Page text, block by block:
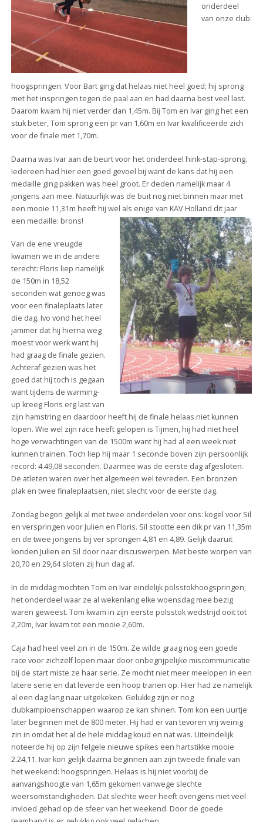
onderdeel
van onze club:
hoogspringen. Voor Bart ging dat helaas niet heel goed; hij sprong
met het inspringen tegen de paal aan en had daarna best veel last.
Daarom kwam hij niet verder dan 1,45m. Bij Tom en Ivar ging het een
stuk beter, Tom sprong een pr van 1,60m en Ivar kwalificeerde zich
voor de finale met 1,70m.
Daarna was Ivar aan de beurt voor het onderdeel hink-stap-sprong.
Iedereen had hier een goed gevoel bij want de kans dat hij een
medaille ging pakken was heel groot. Er deden namelijk maar 4
jongens aan mee. Natuurlijk was de buit nog niet binnen maar met
een mooie 11,31m heeft hij wel als enige van KAV Holland dit jaar
een medaille: brons!
Van de ene vreugde
kwamen we in de andere
terecht: Floris liep namelijk
de 150m in 18,52
seconden wat genoeg was
voor een finaleplaats later
die dag. Ivo vond het heel
jammer dat hij hierna weg
moest voor werk want hij
had graag de finale gezien.
Achteraf gezien was het
goed dat hij toch is gegaan
want tijdens de warming-
up kreeg Floris erg last van
zijn hamstring en daardoor heeft hij de finale helaas niet kunnen
lopen. Wie wel zijn race heeft gelopen is Tijmen, hij had niet heel
hoge verwachtingen van de 1500m want hij had al een week niet
kunnen trainen. Toch liep hij maar 1 seconde boven zijn persoonlijk
record: 4.49,08 seconden. Daarmee was de eerste dag afgesloten.
De atleten waren over het algemeen wel tevreden. Een bronzen
plak en twee finaleplaatsen, niet slecht voor de eerste dag.
Zondag begon gelijk al met twee onderdelen voor ons: kogel voor Sil
en verspringen voor Julien en Floris. Sil stootte een dik pr van 11,35m
en de twee jongens bij ver sprongen 4,81 en 4,89. Gelijk daaruit
konden Julien en Sil door naar discuswerpen. Met beste worpen van
20,70 en 29,64 sloten zij hun dag af.
In de middag mochten Tom en Ivar eindelijk polsstokhoogspringen;
het onderdeel waar ze al wekenlang elke woensdag mee bezig
waren geweest. Tom kwam in zijn eerste polsstok wedstrijd ooit tot
2,20m, Ivar kwam tot een mooie 2,60m.
Caja had heel veel zin in de 150m. Ze wilde graag nog een goede
race voor zichzelf lopen maar door onbegrijpelijke miscommunicatie
bij de start miste ze haar serie. Ze mocht niet meer meelopen in een
latere serie en dat leverde een hoop tranen op. Hier had ze namelijk
al een dag lang naar uitgekeken. Gelukkig zijn er nog
clubkampioenschappen waarop ze kan shinen. Tom kon een uurtje
later beginnen met de 800 meter. Hij had er van tevoren vrij weinig
zin in omdat het al de hele middag koud en nat was. Uiteindelijk
noteerde hij op zijn felgele nieuwe spikes een hartstikke mooie
2.24,11. Ivar kon gelijk daarna beginnen aan zijn tweede finale van
het weekend: hoogspringen. Helaas is hij niet voorbij de
aanvangshoogte van 1,65m gekomen vanwege slechte
weersomstandigheden. Dat slechte weer heeft overigens niet veel
invloed gehad op de sfeer van het weekend. Door de goede